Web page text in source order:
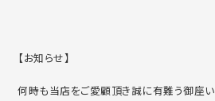
【お知らせ】
何時も当店をご愛顧頂き誠に有難う御座い